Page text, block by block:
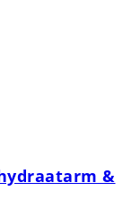
&